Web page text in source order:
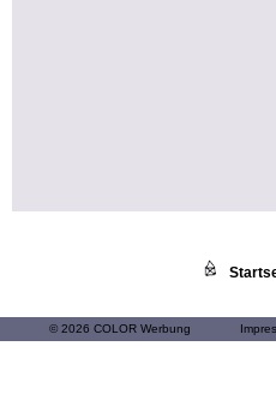
© 2026 COLOR Werbung